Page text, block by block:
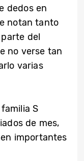
dedos en
notan tanto
del
no verse tan
varias
S
de mes,
importantes